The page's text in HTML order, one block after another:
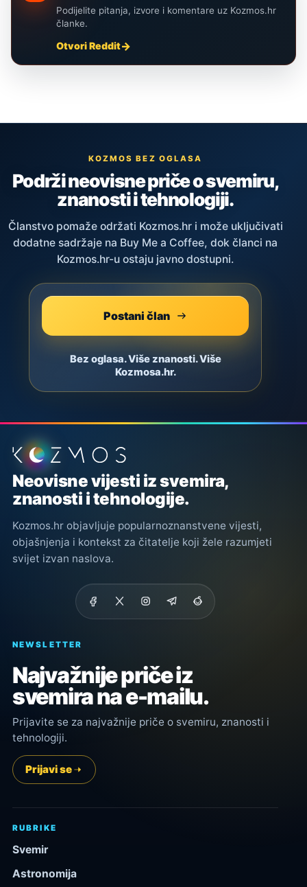
Podijelite pitanja, izvore i komentare uz Kozmos.hr
članke.
Otvori Reddit
KOZMOS BEZ OGLASA
Podrži neovisne priče o svemiru,
znanosti i tehnologiji.
Članstvo pomaže održati Kozmos.hr i može uključivati
dodatne sadržaje na Buy Me a Coffee, dok članci na
Kozmos.hr-u ostaju javno dostupni.
Postani član
Bez oglasa. Više znanosti. Više
Kozmosa.hr.
Podnožje stranice
Neovisne vijesti iz svemira,
znanosti i tehnologije.
Kozmos.hr objavljuje popularnoznanstvene vijesti,
objašnjenja i kontekst za čitatelje koji žele razumjeti
svijet izvan naslova.
NEWSLETTER
Najvažnije priče iz
svemira na e-mailu.
Prijavite se za najvažnije priče o svemiru, znanosti i
tehnologiji.
Prijavi se
RUBRIKE
Svemir
Astronomija